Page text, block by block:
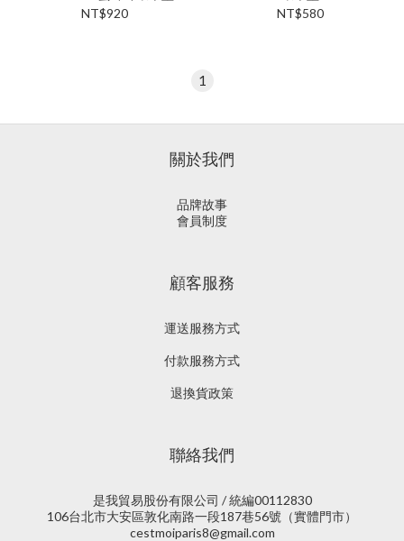
NT$920
NT$580
1
關於我們
品牌故事
會員制度
顧客服務
運送服務方式
付款服務方式
退換貨政策
聯絡我們
是我貿易股份有限公司 / 統編00112830
106台北市大安區敦化南路一段187巷56號（實體門市）
cestmoiparis8@gmail.com